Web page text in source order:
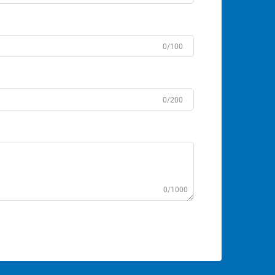
0/100
0/200
0/1000